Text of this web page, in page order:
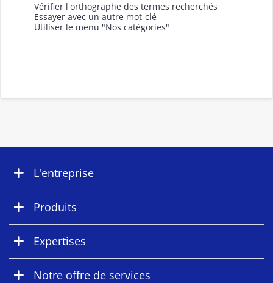
Vérifier l'orthographe des termes recherchés
Essayer avec un autre mot-clé
Utiliser le menu "Nos catégories"
L'entreprise
Produits
Expertises
Notre offre de services